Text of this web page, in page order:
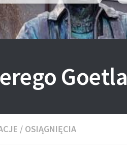
Goetla
/ OSIĄGNIĘCIA